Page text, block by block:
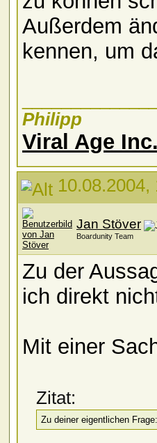
Außerdem
kennen, um
Philipp
Viral Age Inc.
10.08.2004,
Jan Stöver
Boardunity Team
Zu der
ich direkt
Mit einer
Zitat:
Zu deiner eigentlichen